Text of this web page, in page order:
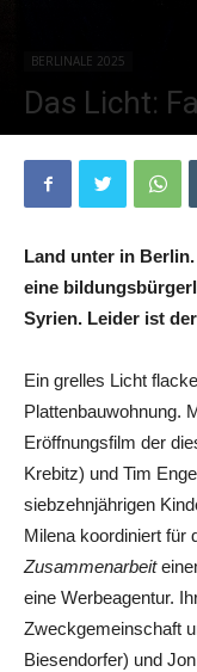
BERLINALE 2025
Das Licht:
Von Martin Mühl - 21.
Land unter in
eine
Syrien. Leider ist
Ein grelles Licht
Plattenbauwohnung.
Eröffnungsfilm der
Krebitz) und Tim
siebzehnjährigen
Milena koordiniert für
Zusammenarbeit
eine Werbeagentur.
Zweckgemeinschaft
Biesendorfer) und